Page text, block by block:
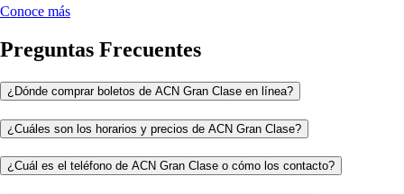
Conoce más
Preguntas Frecuentes
¿Dónde comprar boletos de ACN Gran Clase en línea?
¿Cuáles son los horarios y precios de ACN Gran Clase?
¿Cuál es el teléfono de ACN Gran Clase o cómo los contacto?